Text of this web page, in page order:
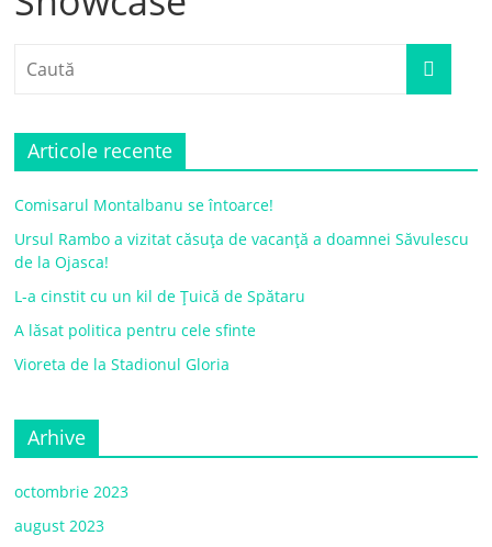
Articole recente
Comisarul Montalbanu se întoarce!
Ursul Rambo a vizitat căsuța de vacanță a doamnei Săvulescu
de la Ojasca!
L-a cinstit cu un kil de Țuică de Spătaru
A lăsat politica pentru cele sfinte
Vioreta de la Stadionul Gloria
Arhive
octombrie 2023
august 2023